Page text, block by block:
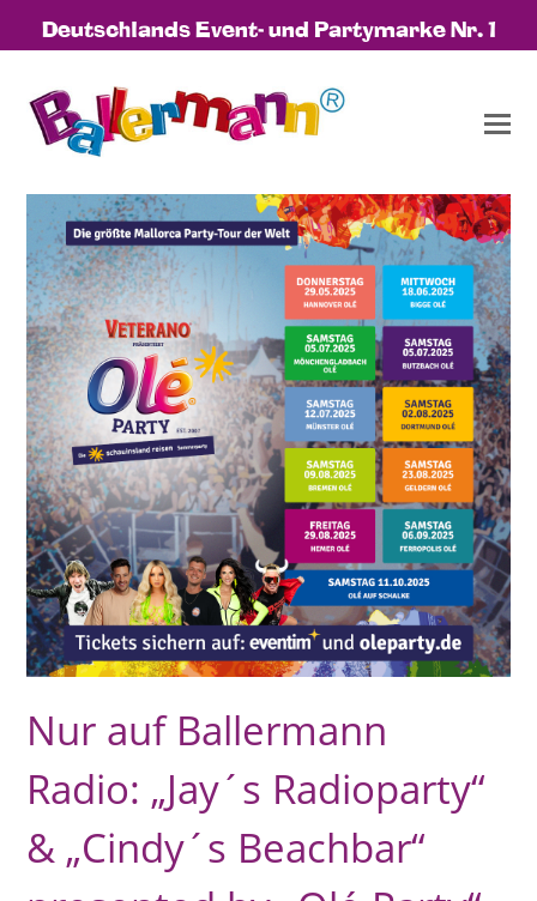
Deutschlands Event- und Partymarke Nr. 1
Nur auf Ballermann
Radio: „Jay´s Radioparty“
& „Cindy´s Beachbar“